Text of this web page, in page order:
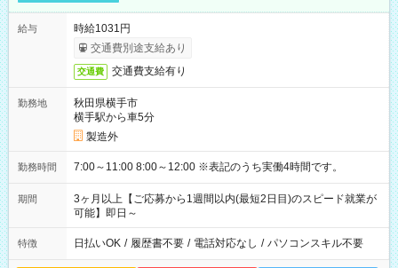
給与
時給1031円
交通費別途支給あり
交通費 交通費支給有り
勤務地
秋田県横手市
横手駅から車5分
製造外
勤務時間 7:00～11:00 8:00～12:00 ※表記のうち実働4時間です。
期間
3ヶ月以上【ご応募から1週間以内(最短2日目)のスピード就業が
可能】即日～
特徴 日払いOK / 履歴書不要 / 電話対応なし / パソコンスキル不要